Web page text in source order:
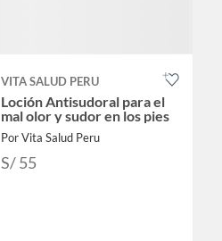
VITA SALUD PERU
Loción Antisudoral para el
mal olor y sudor en los pies
Por Vita Salud Peru
S/ 55